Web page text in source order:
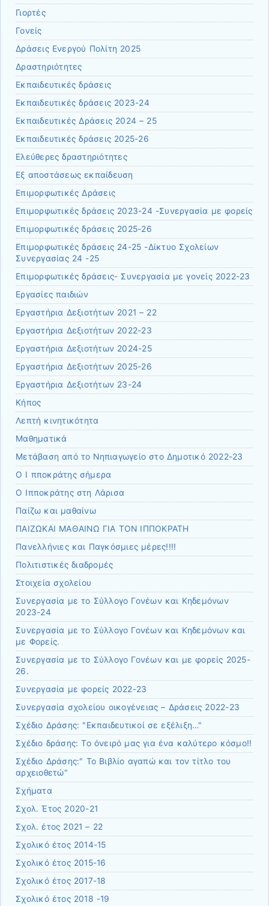
Γιορτές
Γονείς
Δράσεις Ενεργού Πολίτη 2025
Δραστηριότητες
Εκπαιδευτικές δράσεις
Εκπαιδευτικές δράσεις 2023-24
Εκπαιδευτικές Δράσεις 2024 – 25
Εκπαιδευτικές δράσεις 2025-26
Ελεύθερες δραστηριότητες
Εξ αποστάσεως εκπαίδευση
Επιμορφωτικές Δράσεις
Επιμορφωτικές δράσεις 2023-24 -Συνεργασία με φορείς
Επιμορφωτικές δράσεις 2025-26
Επιμορφωτικές δράσεις 24-25 -Δίκτυο Σχολείων
Συνεργασίας 24 -25
Επιμορφωτικές δράσεις- Συνεργασία με γονείς 2022-23
Εργασίες παιδιών
Εργαστήρια Δεξιοτήτων 2021 – 22
Εργαστήρια Δεξιοτήτων 2022-23
Εργαστήρια Δεξιοτήτων 2024-25
Εργαστήρια Δεξιοτήτων 2025-26
Εργαστήρια Δεξιοτήτων 23-24
Κήπος
Λεπτή κινητικότητα
Μαθηματικά
Μετάβαση από το Νηπιαγωγείο στο Δημοτικό 2022-23
Ο Ι πποκράτης σήμερα
Ο Ιπποκράτης στη Λάρισα
Παίζω και μαθαίνω
ΠΑΙΖΩΚΑΙ ΜΑΘΑΙΝΩ ΓΙΑ ΤΟΝ ΙΠΠΟΚΡΑΤΗ
Πανελλήνιες και Παγκόσμιες μέρες!!!!
Πολιτιστικές διαδρομές
Στοιχεία σχολείου
Συνεργασία με το Σύλλογο Γονέων και Κηδεμόνων
2023-24
Συνεργασία με το Σύλλογο Γονέων και Κηδεμόνων και
με Φορείς.
Συνεργασία με το Σύλλογο Γονέων και με φορείς 2025-
26.
Συνεργασία με φορείς 2022-23
Συνεργασία σχολείου οικογένειας – Δράσεις 2022-23
Σχέδιο Δράσης: "Εκπαιδευτικοί σε εξέλιξη…"
Σχέδιο δράσης: Το όνειρό μας για ένα καλύτερο κόσμο!!
Σχέδιο Δράσης:" Το Βιβλίο αγαπώ και τον τίτλο του
αρχειοθετώ"
Σχήματα
Σχολ. Έτος 2020-21
Σχολ. έτος 2021 – 22
Σχολικό έτος 2014-15
Σχολικό έτος 2015-16
Σχολικό έτος 2017-18
Σχολικό έτος 2018 -19